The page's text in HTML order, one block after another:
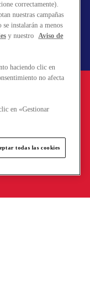
correctamente).
nuestras campañas
instalarán a menos
y nuestro Aviso de
haciendo clic en
no afecta
en «Gestionar
todas las cookies